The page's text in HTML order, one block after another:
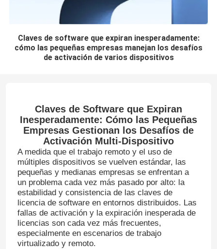
Claves de software que expiran inesperadamente:
cómo las pequeñas empresas manejan los desafíos
de activación de varios dispositivos
Claves de Software que Expiran
Inesperadamente: Cómo las Pequeñas
Empresas Gestionan los Desafíos de
Activación Multi-Dispositivo
A medida que el trabajo remoto y el uso de
múltiples dispositivos se vuelven estándar, las
pequeñas y medianas empresas se enfrentan a
un problema cada vez más pasado por alto: la
estabilidad y consistencia de las claves de
licencia de software en entornos distribuidos. Las
fallas de activación y la expiración inesperada de
licencias son cada vez más frecuentes,
especialmente en escenarios de trabajo
virtualizado y remoto.